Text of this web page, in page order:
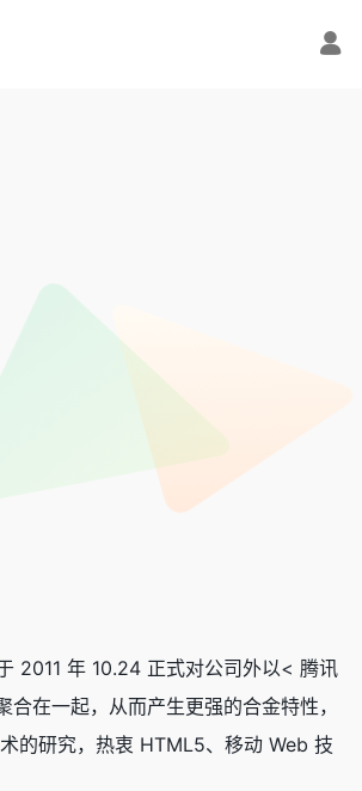
2011 年 10.24 正式对公司外以< 腾讯
在一起，从而产生更强的合金特性，
的研究，热衷 HTML5、移动 Web 技